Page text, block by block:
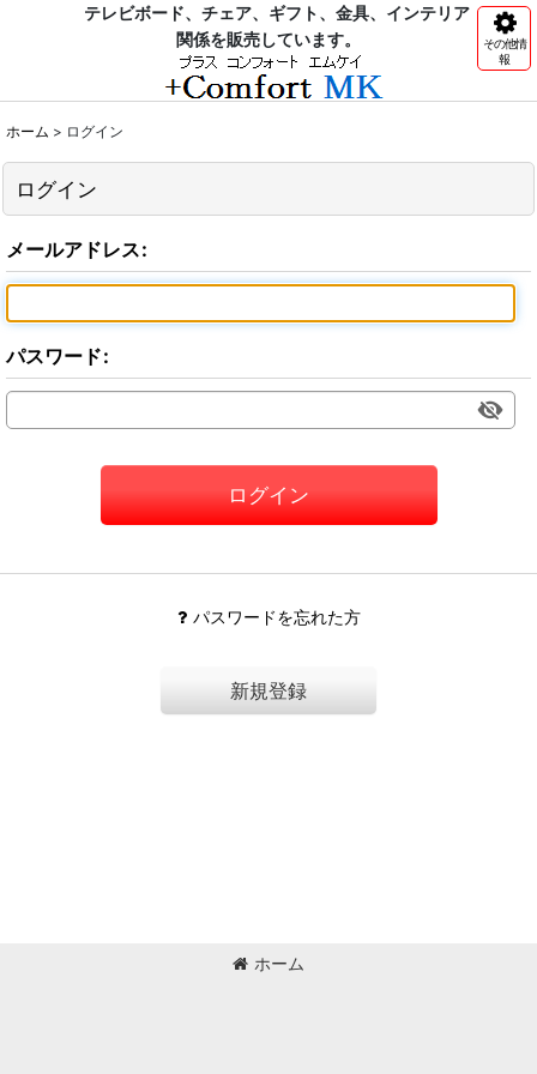
テレビボード、チェア、ギフト、金具、インテリア
関係を販売しています。
その他情
報
ホーム > ログイン
ログイン
メールアドレス:
パスワード:
ログイン
パスワードを忘れた方
新規登録
ホーム